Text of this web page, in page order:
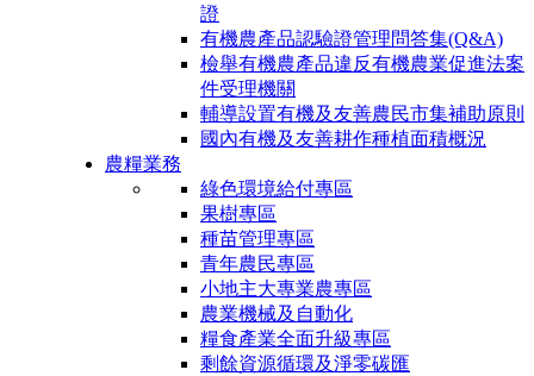
證
有機農產品認驗證管理問答集(Q&A)
檢舉有機農產品違反有機農業促進法案
件受理機關
輔導設置有機及友善農民市集補助原則
國內有機及友善耕作種植面積概況
農糧業務
綠色環境給付專區
果樹專區
種苗管理專區
青年農民專區
小地主大專業農專區
農業機械及自動化
糧食產業全面升級專區
剩餘資源循環及淨零碳匯